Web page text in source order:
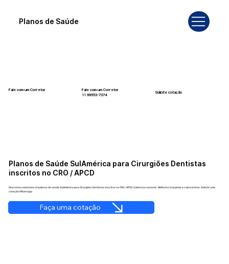
Planos de Saúde
Fale com um Corretor
Fale com um Corretor
11 99553-7374
Solicite cotação
Planos de Saúde SulAmérica para Cirurgiões Dentistas
inscritos no CRO / APCD
Descontos exclusivos em planos de saúde SulAmérica para Cirurgiões Dentistas inscritos no CRO / APCD. Cobertura nacional . Melhores Hospitais e Laboratórios. Solicite uma
cotação! Whatsapp
Faça uma cotação